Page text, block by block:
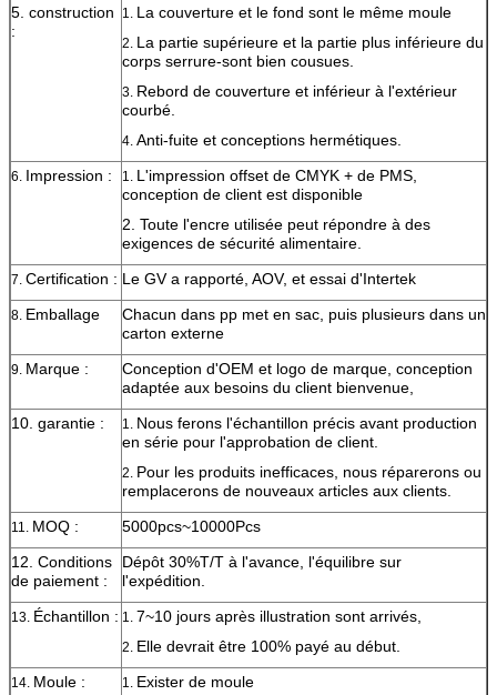
5. construction
:
1. La couverture et le fond sont le même moule
2. La partie supérieure et la partie plus inférieure du
corps serrure-sont bien cousues.
3. Rebord de couverture et inférieur à l'extérieur
courbé.
4. Anti-fuite et conceptions hermétiques.
6. Impression : 1. L'impression offset de CMYK + de PMS,
conception de client est disponible
2. Toute l'encre utilisée peut répondre à des
exigences de sécurité alimentaire.
7. Certification : Le GV a rapporté, AOV, et essai d'Intertek
8. Emballage
Chacun dans pp met en sac, puis plusieurs dans un
carton externe
9. Marque :
Conception d'OEM et logo de marque, conception
adaptée aux besoins du client bienvenue,
10. garantie :
1. Nous ferons l'échantillon précis avant production
en série pour l'approbation de client.
2. Pour les produits inefficaces, nous réparerons ou
remplacerons de nouveaux articles aux clients.
11. MOQ :
5000pcs~10000Pcs
12. Conditions
de paiement :
Dépôt 30%T/T à l'avance, l'équilibre sur
l'expédition.
13. Échantillon : 1. 7~10 jours après illustration sont arrivés,
2. Elle devrait être 100% payé au début.
14. Moule : 1. Exister de moule